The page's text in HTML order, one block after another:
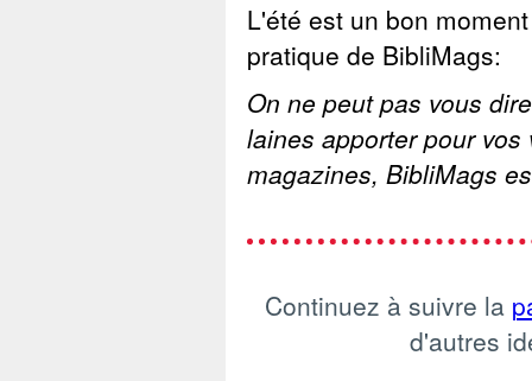
L'été est un bon
pratique de BibliMags:
On ne peut pas vous
laines apporter pour
magazines, BibliMags
Continuez à suivre la
d'autres